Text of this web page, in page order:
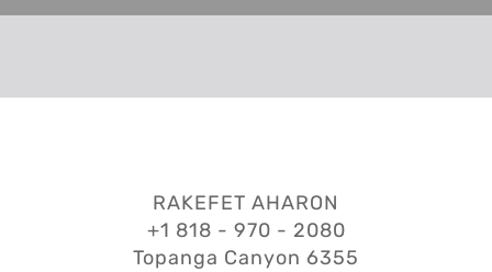
RAKEFET AHARON
2080 - 970 - 818 1+
6355 Topanga Canyon